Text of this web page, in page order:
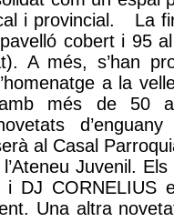
i provincial. La
cobert i 95
A més, s’han
a la
més de 50
al Casal
Juvenil.
i DJ CORNELIUS
Una altra